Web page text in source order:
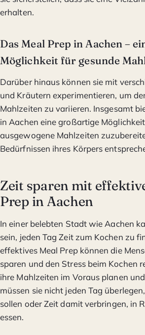
erhalten.
Das Meal Prep in Aachen –
Möglichkeit für gesunde
Darüber hinaus können sie mit
und Kräutern experimentieren, um
Mahlzeiten zu variieren. Insgesamt
in Aachen eine großartige
ausgewogene Mahlzeiten
Bedürfnissen ihres Körpers
Zeit sparen mit
Prep in Aachen
In einer belebten Stadt wie Aachen
sein, jeden Tag Zeit zum Kochen zu
effektives Meal Prep können die
sparen und den Stress beim Kochen
ihre Mahlzeiten im Voraus planen
müssen sie nicht jeden Tag
sollen oder Zeit damit verbringen, in
essen.